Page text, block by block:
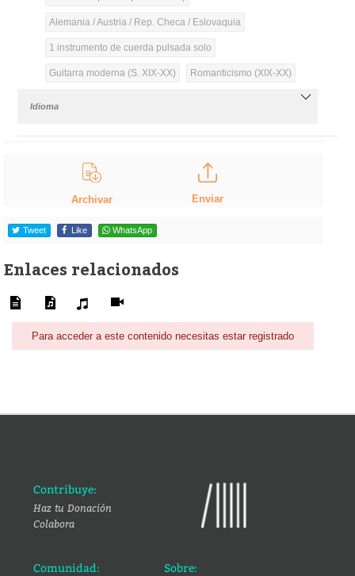
Alemania / Austria / Rep. Checa / Eslovaquia
1 instrumento de cuerda pulsada solo
Guitarra moderna (S. XIX-XX) Romanticismo (XIX-XX)
Idioma
Archivar Enviar
Tweet Like WhatsApp
Enlaces relacionados
Para acceder a este contenido necesitas estar registrado
Contribuye:
Haz tu Donación
Colabora
Comunidad: Sobre: